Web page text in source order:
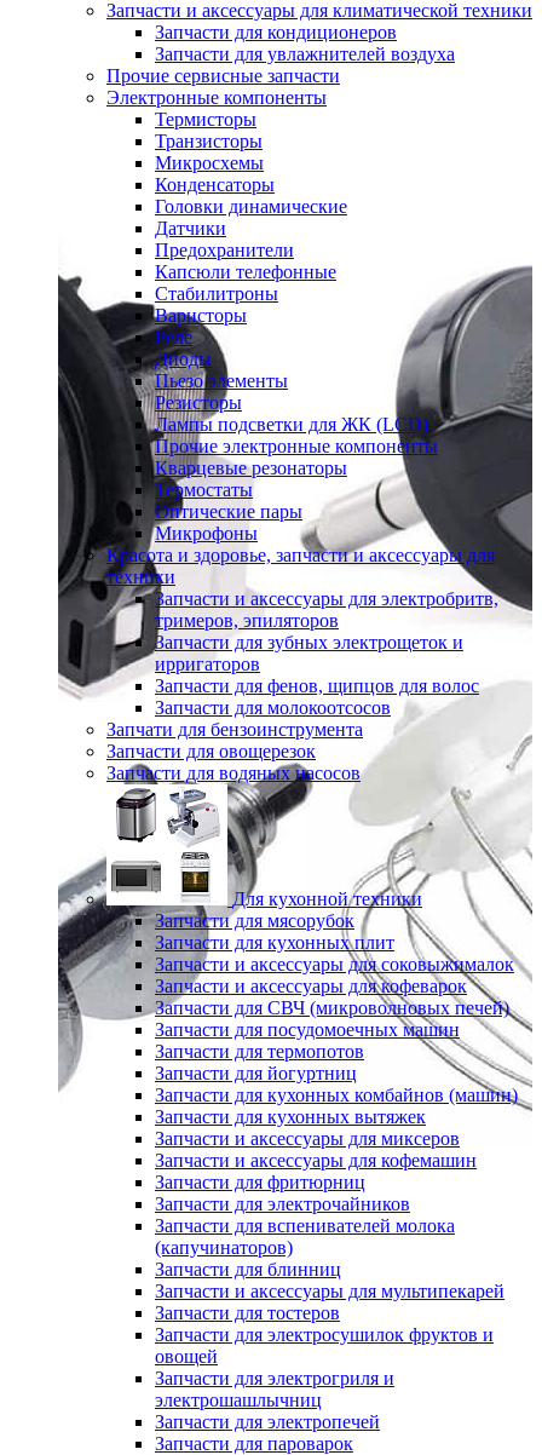
Запчасти и аксессуары для климатической техники
Запчасти для кондиционеров
Запчасти для увлажнителей воздуха
Прочие сервисные запчасти
Электронные компоненты
Термисторы
Транзисторы
Микросхемы
Конденсаторы
Головки динамические
Датчики
Предохранители
Капсюли телефонные
Стабилитроны
Варисторы
Реле
Диоды
Пьезо элементы
Резисторы
Лампы подсветки для ЖК (LCD)
Прочие электронные компоненты
Кварцевые резонаторы
Термостаты
Оптические пары
Микрофоны
Красота и здоровье, запчасти и аксессуары для
техники
Запчасти и аксессуары для электробритв,
тримеров, эпиляторов
Запчасти для зубных электрощеток и
ирригаторов
Запчасти для фенов, щипцов для волос
Запчасти для молокоотсосов
Запчати для бензоинструмента
Запчасти для овощерезок
Запчасти для водяных насосов
Для кухонной техники
Запчасти для мясорубок
Запчасти для кухонных плит
Запчасти и аксессуары для соковыжималок
Запчасти и аксессуары для кофеварок
Запчасти для СВЧ (микроволновых печей)
Запчасти для посудомоечных машин
Запчасти для термопотов
Запчасти для йогуртниц
Запчасти для кухонных комбайнов (машин)
Запчасти для кухонных вытяжек
Запчасти и аксессуары для миксеров
Запчасти и аксессуары для кофемашин
Запчасти для фритюрниц
Запчасти для электрочайников
Запчасти для вспенивателей молока
(капучинаторов)
Запчасти для блинниц
Запчасти и аксессуары для мультипекарей
Запчасти для тостеров
Запчасти для электросушилок фруктов и
овощей
Запчасти для электрогриля и
электрошашлычниц
Запчасти для электропечей
Запчасти для пароварок